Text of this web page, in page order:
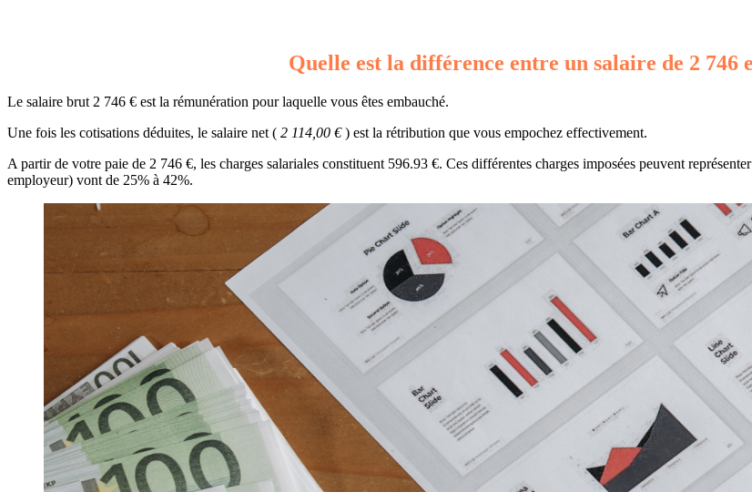
Quelle est la différence entre un salaire de 2 746
Le salaire brut 2 746 € est la rémunération pour laquelle vous êtes embauché.
Une fois les cotisations déduites, le salaire net ( 2 114,00 €) est la rétribution que vous empochez effectivement.
A partir de votre paie de 2 746 €, les charges salariales constituent 596.93 €. Ces différentes charges imposées peuvent
employeur) vont de 25% à 42%.